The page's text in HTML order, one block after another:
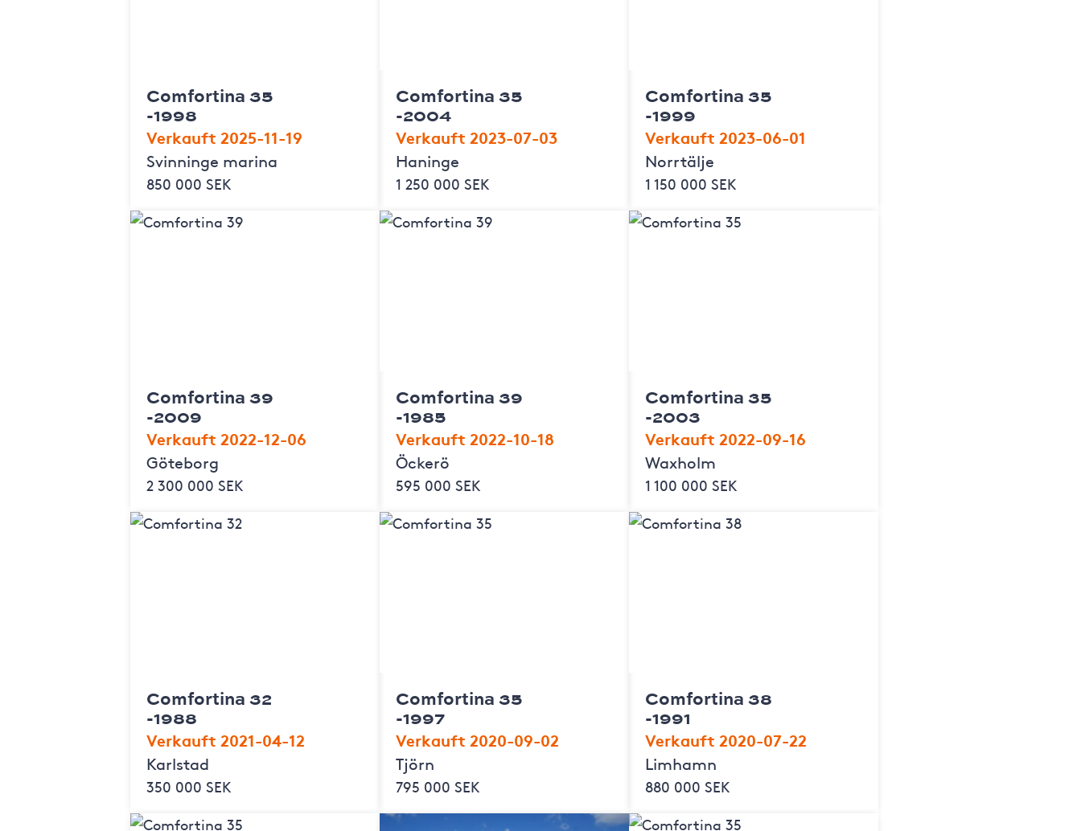
Comfortina 35
-1998
Verkauft 2025-11-19
Svinninge marina
850 000 SEK
Comfortina 35
-2004
Verkauft 2023-07-03
Haninge
1 250 000 SEK
Comfortina 35
-1999
Verkauft 2023-06-01
Norrtälje
1 150 000 SEK
Comfortina 39
-2009
Verkauft 2022-12-06
Göteborg
2 300 000 SEK
Comfortina 39
-1985
Verkauft 2022-10-18
Öckerö
595 000 SEK
Comfortina 35
-2003
Verkauft 2022-09-16
Waxholm
1 100 000 SEK
Comfortina 32
-1988
Verkauft 2021-04-12
Karlstad
350 000 SEK
Comfortina 35
-1997
Verkauft 2020-09-02
Tjörn
795 000 SEK
Comfortina 38
-1991
Verkauft 2020-07-22
Limhamn
880 000 SEK